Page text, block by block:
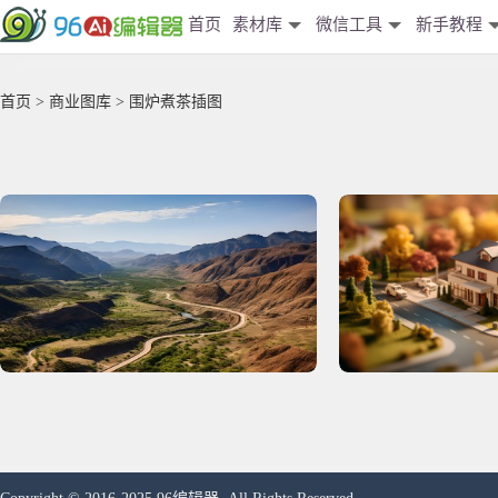
首页 素材库 微信工具 新手教程
首页 > 商业图库 > 围炉煮茶插图